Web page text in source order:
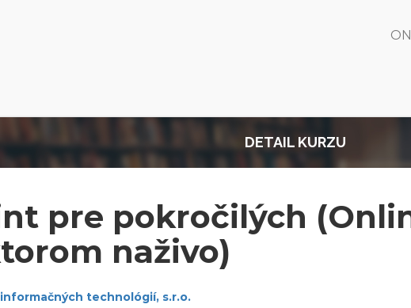
DETAIL KURZU
pre pokročilých
naživo)
technológií, s.r.o.